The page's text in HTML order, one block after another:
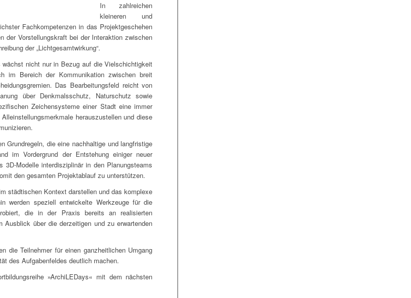
In zahlreichen
kleineren und
Fachkompetenzen in das Projektgeschehen
der Vorstellungskraft bei der Interaktion zwischen
der „Lichtgesamtwirkung“.
nicht nur in Bezug auf die Vielschichtigkeit
im Bereich der Kommunikation zwischen breit
Das Bearbeitungsfeld reicht von
über Denkmalsschutz, Naturschutz sowie
Zeichensysteme einer Stadt eine immer
herauszustellen und diese
Grundregeln, die eine nachhaltige und langfristige
im Vordergrund der Entstehung einiger neuer
Modelle interdisziplinär in den Planungsteams
den gesamten Projektablauf zu unterstützen.
städtischen Kontext darstellen und das komplexe
werden speziell entwickelte Werkzeuge für die
die in der Praxis bereits an realisierten
Ausblick über die derzeitigen und zu erwartenden
die Teilnehmer für einen ganzheitlichen Umgang
des Aufgabenfeldes deutlich machen.
»ArchiLEDays« mit dem nächsten